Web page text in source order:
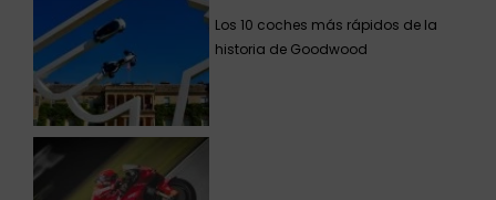
Los 10 coches más rápidos de la
historia de Goodwood